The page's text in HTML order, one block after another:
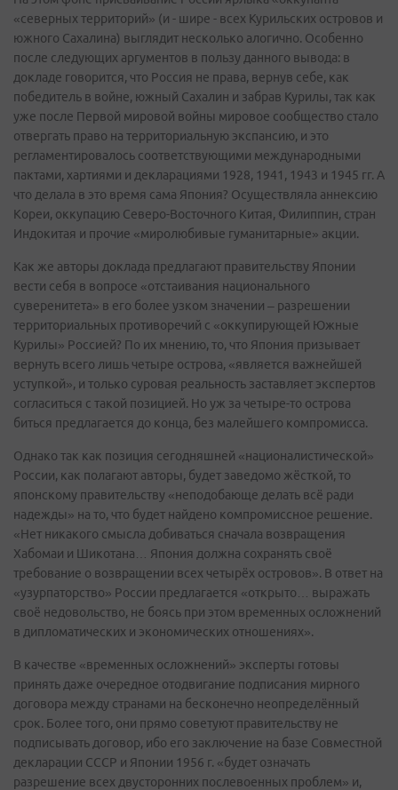
«северных территорий» (и - шире - всех Курильских островов и
южного Сахалина) выглядит несколько алогично. Особенно
после следующих аргументов в пользу данного вывода: в
докладе говорится, что Россия не права, вернув себе, как
победитель в войне, южный Сахалин и забрав Курилы, так как
уже после Первой мировой войны мировое сообщество стало
отвергать право на территориальную экспансию, и это
регламентировалось соответствующими международными
пактами, хартиями и декларациями 1928, 1941, 1943 и 1945 гг. А
что делала в это время сама Япония? Осуществляла аннексию
Кореи, оккупацию Северо-Восточного Китая, Филиппин, стран
Индокитая и прочие «миролюбивые гуманитарные» акции.
Как же авторы доклада предлагают правительству Японии
вести себя в вопросе «отстаивания национального
суверенитета» в его более узком значении – разрешении
территориальных противоречий с «оккупирующей Южные
Курилы» Россией? По их мнению, то, что Япония призывает
вернуть всего лишь четыре острова, «является важнейшей
уступкой», и только суровая реальность заставляет экспертов
согласиться с такой позицией. Но уж за четыре-то острова
биться предлагается до конца, без малейшего компромисса.
Однако так как позиция сегодняшней «националистической»
России, как полагают авторы, будет заведомо жёсткой, то
японскому правительству «неподобающе делать всё ради
надежды» на то, что будет найдено компромиссное решение.
«Нет никакого смысла добиваться сначала возвращения
Хабомаи и Шикотана… Япония должна сохранять своё
требование о возвращении всех четырёх островов». В ответ на
«узурпаторство» России предлагается «открыто… выражать
своё недовольство, не боясь при этом временных осложнений
в дипломатических и экономических отношениях».
В качестве «временных осложнений» эксперты готовы
принять даже очередное отодвигание подписания мирного
договора между странами на бесконечно неопределённый
срок. Более того, они прямо советуют правительству не
подписывать договор, ибо его заключение на базе Совместной
декларации СССР и Японии 1956 г. «будет означать
разрешение всех двусторонних послевоенных проблем» и,